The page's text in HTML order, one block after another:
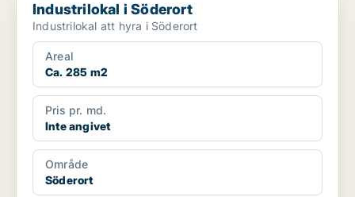
Industrilokal i Söderort
Industrilokal att hyra i Söderort
Areal
Ca. 285 m2
Pris pr. md.
Inte angivet
Område
Söderort